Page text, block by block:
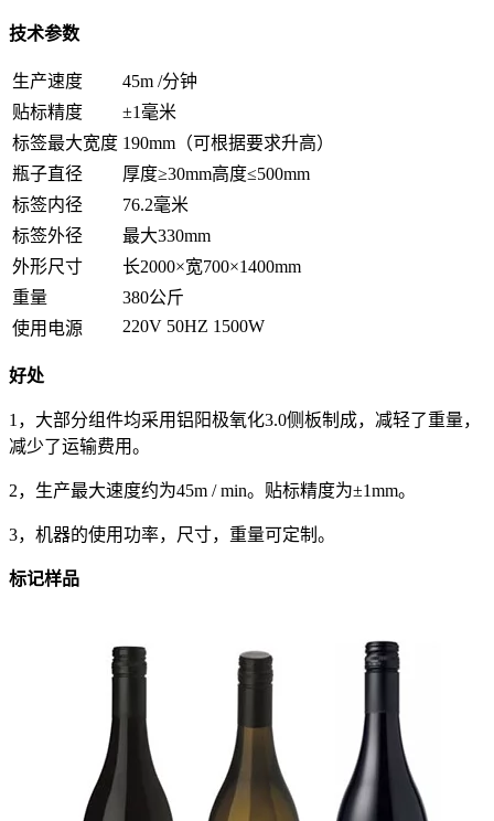
技术参数
生产速度
45m /分钟
贴标精度
±1毫米
标签最大宽度 190mm（可根据要求升高）
瓶子直径
厚度≥30mm高度≤500mm
标签内径
76.2毫米
标签外径
最大330mm
外形尺寸
长2000×宽700×1400mm
重量
380公斤
使用电源
220V 50HZ 1500W
好处
1，大部分组件均采用铝阳极氧化3.0侧板制成，减轻了重量，
减少了运输费用。
2，生产最大速度约为45m / min。贴标精度为±1mm。
3，机器的使用功率，尺寸，重量可定制。
标记样品